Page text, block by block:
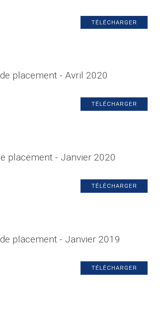
TÉLÉCHARGER
placement - Avril 2020
TÉLÉCHARGER
placement - Janvier 2020
TÉLÉCHARGER
placement - Janvier 2019
TÉLÉCHARGER